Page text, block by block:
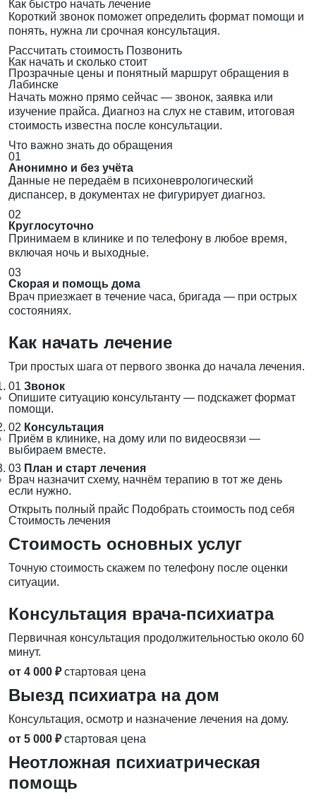
Как быстро начать лечение
Короткий звонок поможет определить формат помощи и
понять, нужна ли срочная консультация.
Рассчитать стоимость Позвонить
Как начать и сколько стоит
Прозрачные цены и понятный маршрут обращения в
Лабинске
Начать можно прямо сейчас — звонок, заявка или
изучение прайса. Диагноз на слух не ставим, итоговая
стоимость известна после консультации.
Что важно знать до обращения
01
Анонимно и без учёта
Данные не передаём в психоневрологический
диспансер, в документах не фигурирует диагноз.
02
Круглосуточно
Принимаем в клинике и по телефону в любое время,
включая ночь и выходные.
03
Скорая и помощь дома
Врач приезжает в течение часа, бригада — при острых
состояниях.
Как начать лечение
Три простых шага от первого звонка до начала лечения.
01 Звонок
Опишите ситуацию консультанту — подскажет формат
помощи.
02 Консультация
Приём в клинике, на дому или по видеосвязи —
выбираем вместе.
03 План и старт лечения
Врач назначит схему, начнём терапию в тот же день
если нужно.
Открыть полный прайс Подобрать стоимость под себя
Стоимость лечения
Стоимость основных услуг
Точную стоимость скажем по телефону после оценки
ситуации.
Консультация врача-психиатра
Первичная консультация продолжительностью около 60
минут.
от 4 000 ₽ стартовая цена
Выезд психиатра на дом
Консультация, осмотр и назначение лечения на дому.
от 5 000 ₽ стартовая цена
Неотложная психиатрическая
помощь